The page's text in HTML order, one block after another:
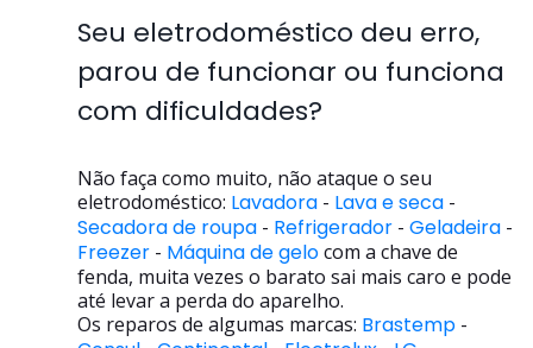
Seu eletrodoméstico deu erro,
parou de funcionar ou funciona
com dificuldades?
Não faça como muito, não ataque o seu
eletrodoméstico: Lavadora - Lava e seca -
Secadora de roupa - Refrigerador - Geladeira -
Freezer - Máquina de gelocom a chave de
fenda, muita vezes o barato sai mais caro e pode
até levar a perda do aparelho.
Os reparos de algumas marcas: Brastemp -